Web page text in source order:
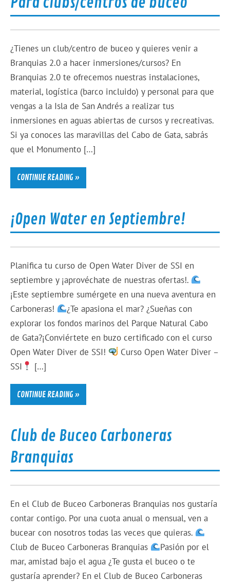
¿Tienes un club/centro de buceo y quieres venir a
Branquias 2.0 a hacer inmersiones/cursos? En
Branquias 2.0 te ofrecemos nuestras instalaciones,
material, logística (barco incluido) y personal para que
vengas a la Isla de San Andrés a realizar tus
inmersiones en aguas abiertas de cursos y recreativas.
Si ya conoces las maravillas del Cabo de Gata, sabrás
que el Monumento […]
CONTINUE READING »
¡Open Water en Septiembre!
Planifica tu curso de Open Water Diver de SSI en
septiembre y ¡aprovéchate de nuestras ofertas!.
¡Este septiembre sumérgete en una nueva aventura en
Carboneras!
¿Te apasiona el mar? ¿Sueñas con
explorar los fondos marinos del Parque Natural Cabo
de Gata?¡Conviértete en buzo certificado con el curso
Open Water Diver de SSI!
Curso Open Water Diver –
SSI
[…]
CONTINUE READING »
Club de Buceo Carboneras
Branquias
En el Club de Buceo Carboneras Branquias nos gustaría
contar contigo. Por una cuota anual o mensual, ven a
bucear con nosotros todas las veces que quieras.
Club de Buceo Carboneras Branquias
Pasión por el
mar, amistad bajo el agua ¿Te gusta el buceo o te
gustaría aprender? En el Club de Buceo Carboneras